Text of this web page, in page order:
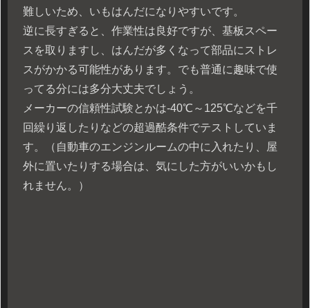
難しいため、いもはんだになりやすいです。
逆に長すぎると、作業性は良好ですが、基板スペー
スを取りますし、はんだが多くなって部品にストレ
スがかかる可能性があります。でも普通に趣味で使
ってる分には多分大丈夫でしょう。
メーカーの信頼性試験とかは-40℃～125℃などを千
回繰り返したりなどの超過酷条件でテストしていま
す。（自動車のエンジンルームの中に入れたり、屋
外に置いたりする場合は、気にした方がいいかもし
れません。）